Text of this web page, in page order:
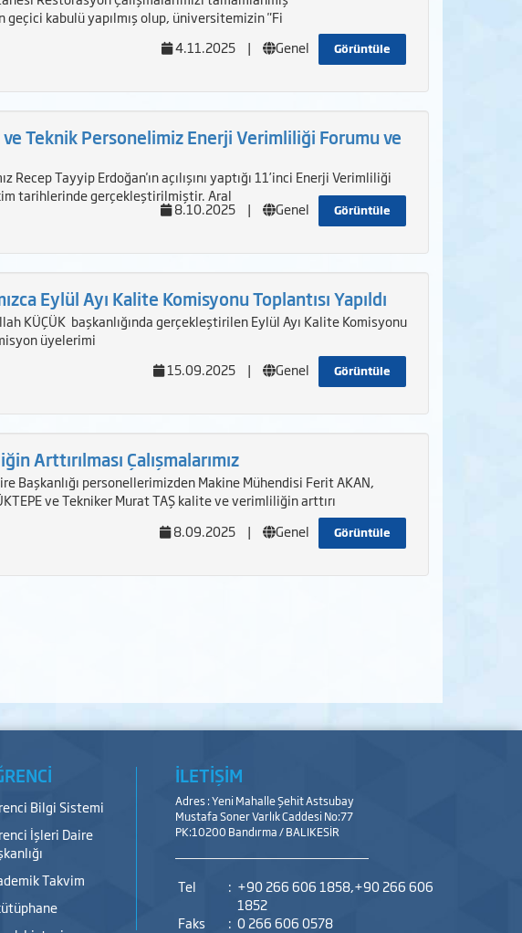
geçici kabulü yapılmış olup, üniversitemizin "Fi
Görüntüle
4.11.2025 | Genel
ve Teknik Personelimiz Enerji Verimliliği Forumu ve
Recep Tayyip Erdoğan'ın açılışını yaptığı 11’inci Enerji Verimliliği
tarihlerinde gerçekleştirilmiştir. Aral
Görüntüle
8.10.2025 | Genel
Eylül Ayı Kalite Komisyonu Toplantısı Yapıldı
KÜÇÜK başkanlığında gerçekleştirilen Eylül Ayı Kalite Komisyonu
üyelerimi
Görüntüle
15.09.2025 | Genel
Arttırılması Çalışmalarımız
Başkanlığı personellerimizden Makine Mühendisi Ferit AKAN,
ve Tekniker Murat TAŞ kalite ve verimliliğin arttırı
Görüntüle
8.09.2025 | Genel
Bilgi Sistemi
İşleri Daire
Takvim
İLETİŞİM
Adres : Yeni Mahalle Şehit Astsubay
Mustafa Soner Varlık Caddesi No:77
PK:10200 Bandırma / BALIKESİR
Tel : +90 266 606 1858,+90 266 606
1852
Faks
: 0 266 606 0578